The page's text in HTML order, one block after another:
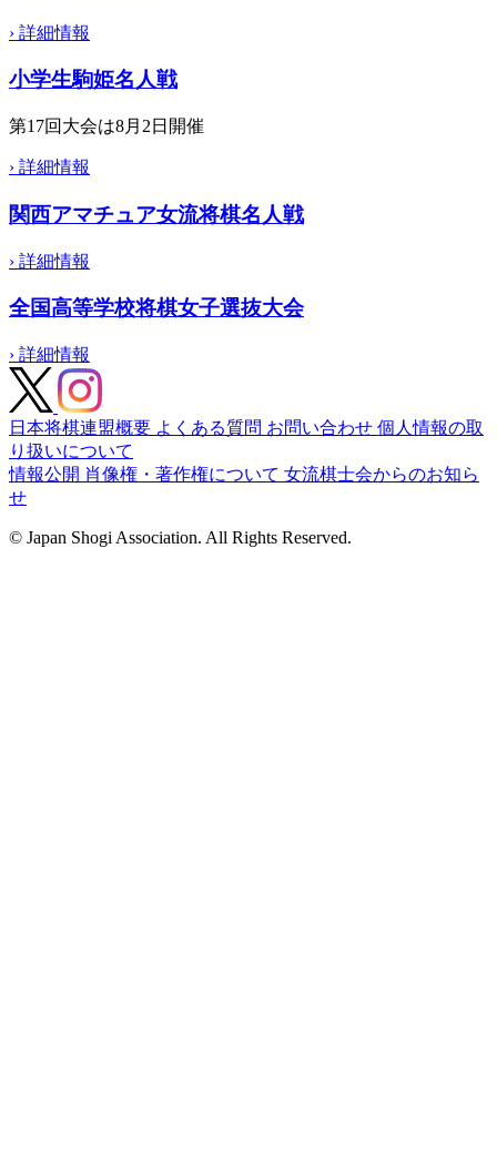
› 詳細情報
小学生駒姫名人戦
第17回大会は8月2日開催
› 詳細情報
関西アマチュア女流将棋名人戦
› 詳細情報
全国高等学校将棋女子選抜大会
› 詳細情報
日本将棋連盟概要 よくある質問 お問い合わせ 個人情報の取
り扱いについて
情報公開 肖像権・著作権について 女流棋士会からのお知ら
せ
© Japan Shogi Association. All Rights Reserved.